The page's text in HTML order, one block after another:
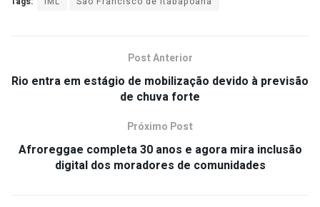
Post Anterior
Rio entra em estágio de mobilização devido à previsão
de chuva forte
Próximo Post
Afroreggae completa 30 anos e agora mira inclusão
digital dos moradores de comunidades